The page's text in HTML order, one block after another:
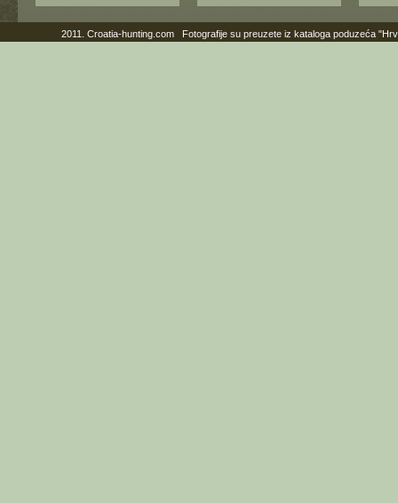
2011. Croatia-hunting.com Fotografije su preuzete iz kataloga poduzeća